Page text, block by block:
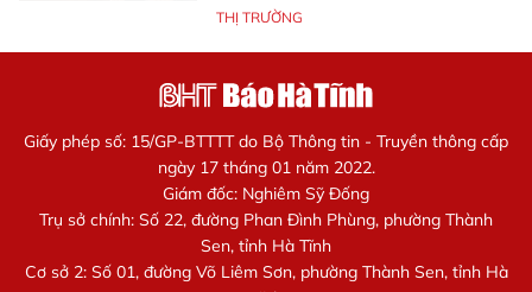
THỊ TRƯỜNG
Giấy phép số: 15/GP-BTTTT do Bộ Thông tin - Truyền thông cấp
ngày 17 tháng 01 năm 2022.
Giám đốc: Nghiêm Sỹ Đống
Trụ sở chính: Số 22, đường Phan Đình Phùng, phường Thành
Sen, tỉnh Hà Tĩnh
Cơ sở 2: Số 01, đường Võ Liêm Sơn, phường Thành Sen, tỉnh Hà